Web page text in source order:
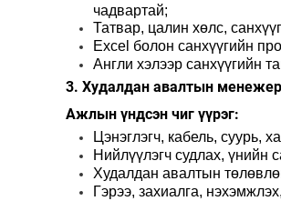
чадвартай;
Татвар, цалин хөлс,
Excel болон санхүүгийн
Англи хэлээр санхүүгийн
3. Худалдан авалтын менежер
Ажлын үндсэн чиг үүрэг:
Цэнэглэгч, кабель, суурь,
Нийлүүлэгч судлах, үнийн
Худалдан авалтын
Гэрээ, захиалга,